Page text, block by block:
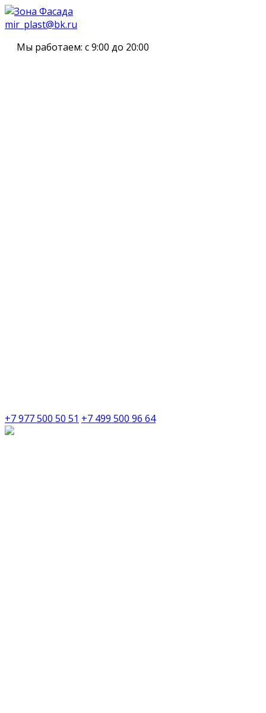
mir_plast@bk.ru
Мы работаем: с 9:00 до 20:00
+7 977 500 50 51 +7 499 500 96 64